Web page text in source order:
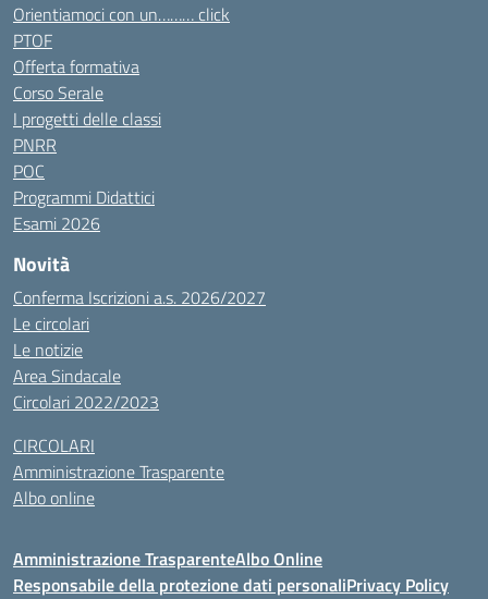
Orientiamoci con un……… click
PTOF
Offerta formativa
Corso Serale
I progetti delle classi
PNRR
POC
Programmi Didattici
Esami 2026
Novità
Conferma Iscrizioni a.s. 2026/2027
Le circolari
Le notizie
Area Sindacale
Circolari 2022/2023
CIRCOLARI
Amministrazione Trasparente
Albo online
Amministrazione TrasparenteAlbo Online
Responsabile della protezione dati personaliPrivacy Policy